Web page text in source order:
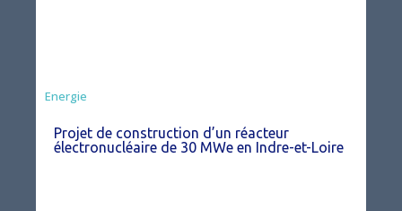
Energie
Projet de construction d’un réacteur
électronucléaire de 30 MWe en Indre-et-Loire